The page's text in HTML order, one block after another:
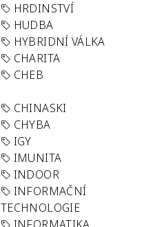
HRDINSTVÍ
HUDBA
HYBRIDNÍ VÁLKA
CHARITA
CHEB
CHINASKI
CHYBA
IGY
IMUNITA
INDOOR
INFORMAČNÍ
TECHNOLOGIE